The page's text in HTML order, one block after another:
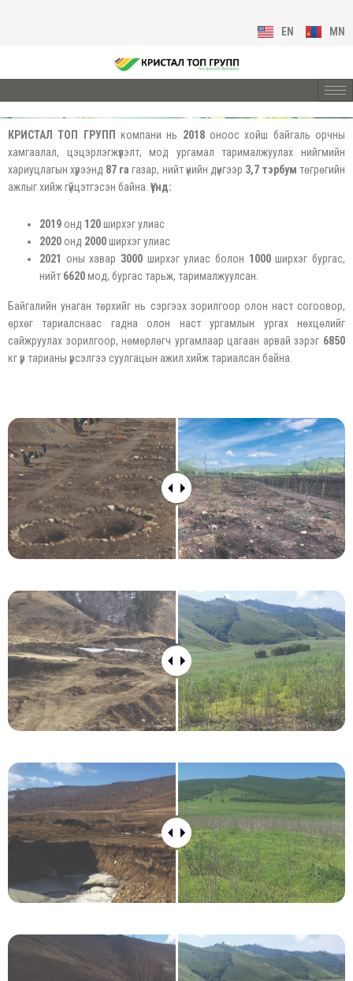
EN MN
КРИСТАЛ ТОП ГРУПП компани нь 2018оноос хойш байгаль орчны
хамгаалал, цэцэрлэгжүүлэлт, мод ургамал тарималжуулах нийгмийн
хариуцлагын хүрээнд 87 га газар, нийт үнийн дүнгээр 3,7 тэрбум төгрөгийн
ажлыг хийж гүйцэтгэсэн байна. Үүнд:
2019 онд 120ширхэг улиас
2020 онд 2000ширхэг улиас
2021
оны хавар 3000 ширхэг улиас болон 1000ширхэг бургас,
нийт 6620мод, бургас тарьж, тарималжуулсан.
Байгалийн унаган төрхийг нь сэргээх зорилгоор олон наст согоовор,
өрхөг тариалснаас гадна олон наст ургамлын ургах нөхцөлийг
сайжруулах зорилгоор, нөмөрлөгч ургамлаар цагаан арвай зэрэг 6850
кг үр тарианы үрсэлгээ суулгацын ажил хийж тариалсан байна.